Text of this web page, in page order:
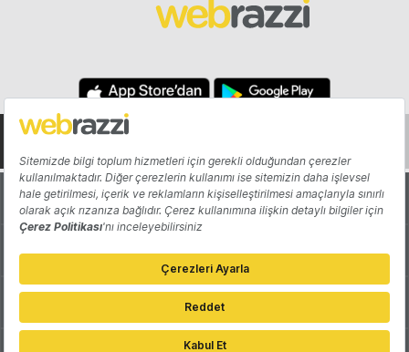
Hakkında Yazarlar
Katkıda Bulun Reklam